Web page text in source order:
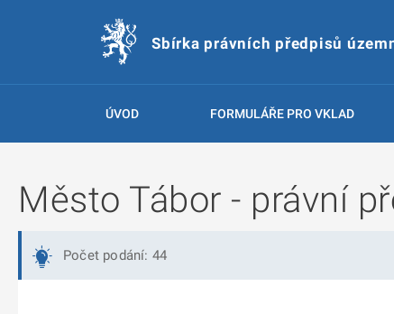
Sbírka právních předpisů
ÚVOD FORMULÁŘE PRO VKLAD
Město Tábor - právní
Počet podání: 44